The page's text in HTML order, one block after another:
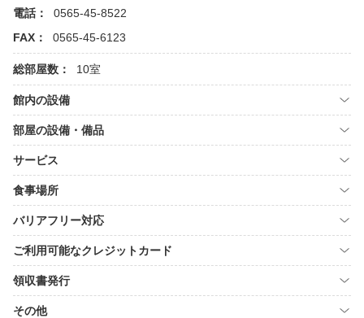
電話：
0565-45-8522
FAX：
0565-45-6123
総部屋数： 10室
館内の設備
部屋の設備・備品
サービス
食事場所
バリアフリー対応
ご利用可能なクレジットカード
領収書発行
その他